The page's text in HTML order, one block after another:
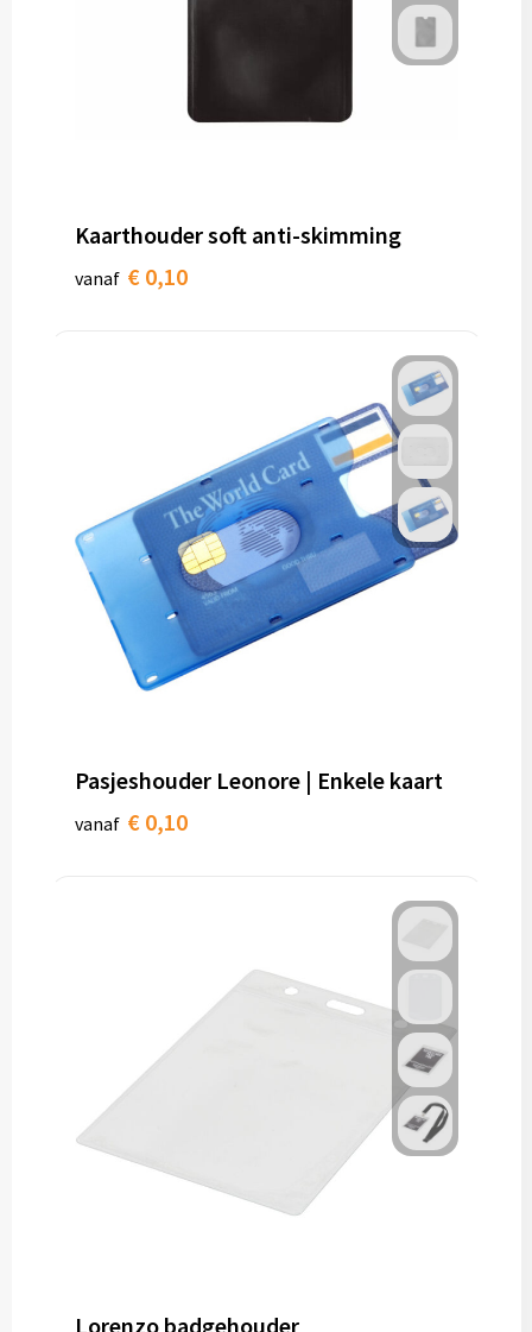
Kaarthouder soft anti-skimming
vanaf € 0,10
Pasjeshouder Leonore | Enkele kaart
vanaf € 0,10
Lorenzo badgehouder